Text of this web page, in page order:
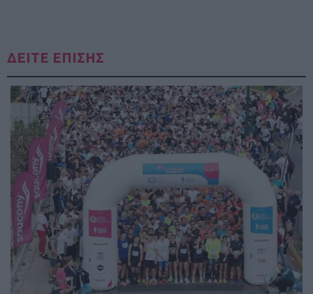
ΔΕΙΤΕ ΕΠΙΣΗΣ